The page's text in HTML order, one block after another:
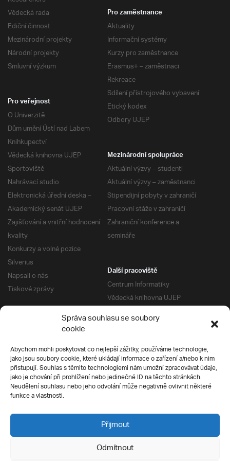
Správa souhlasu se soubory
cookie
Abychom mohli poskytovat co nejlepší zážitky, používáme technologie,
jako jsou soubory cookie, které ukládají informace o zařízení a/nebo k nim
přistupují. Souhlas s těmito technologiemi nám umožní zpracovávat údaje,
jako je chování při prohlížení nebo jedinečné ID na těchto stránkách.
Neudělení souhlasu nebo jeho odvolání může negativně ovlivnit některé
funkce a vlastnosti.
Přijmout
Odmítnout
Vědecká rada
Ediční činnost
Mezinárodní projekty
Národní projekty
Smluvní výzkum
Pro zaměstnance
Aktuality
Informační systémy
Kurzy pro zaměstnance
Erasmus+ – zaměstnaci
Rekreace
Sdílení přístrojového vybavení
Etický kodex
Odbory UJEP
Pro veřejnost
O Univerzitě
Dům umění Ústí nad Labem
Knihkupectví
Vědecká knihovna UJEP
Sportoviště
Nahrávací studio
Elektronická úřední deska –
Akademický senát UJEP
Zajišťování a vnitřní hodnocení
kvality
Konkurzy a volné pozice
Silverius
Napsali o nás
Tiskové zprávy
Mezinárodní spolupráce
Aktuální výzvy – studenti
Aktuální výzvy – zaměstnanci
Stipendijní pobyty v zahraničí
Pracovní stáže v zahraničí
Zahraniční konference a
semináře
Další pracoviště
Centrum Informatiky
Vědecká knihovna UJEP
Správa kolejí a menz
Univerzitní centrum podpory
Silverius
Pro uchazeče
Přijímací řízení
E-prihlaska
Přípravné kurzy
Ochrana soukromí